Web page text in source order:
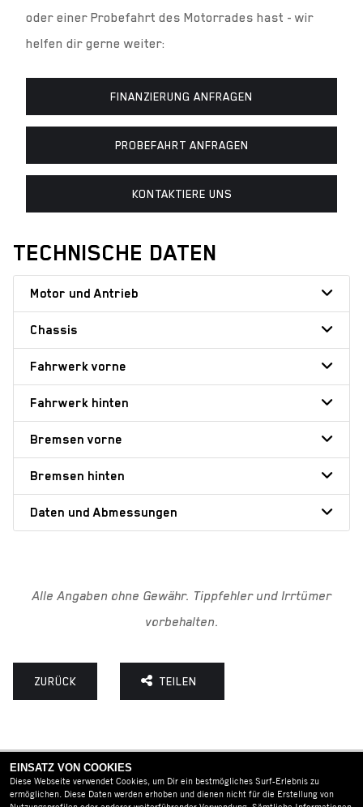
TECHNISCHE DATEN
Motor und Antrieb
Chassis
Fahrwerk vorne
Fahrwerk hinten
Bremsen vorne
Bremsen hinten
Daten und Abmessungen
oder einer Probefahrt des Motorrades hast - wir
helfen dir gerne weiter:
FINANZIERUNG ANFRAGEN
PROBEFAHRT ANFRAGEN
KONTAKTIERE UNS
Alle Angaben ohne Gewähr. Tippfehler und Irrtümer
vorbehalten.
ZURÜCK TEILEN
EINSATZ VON COOKIES
Diese Webseite verwendet Cookies, um Dir ein bestmögliches Surf-Erlebnis zu
ermöglichen. Diese Daten werden erhoben und dienen nicht für die Erstellung von